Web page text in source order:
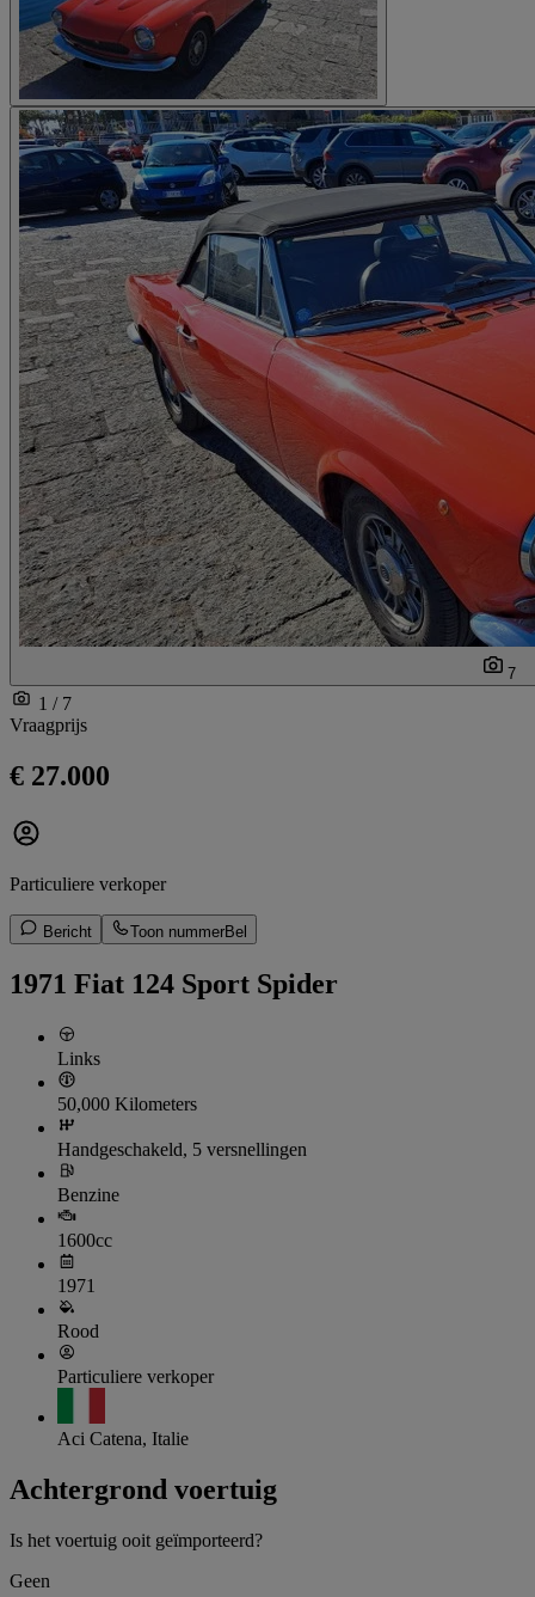
7
1 / 7
Vraagprijs
€ 27.000
Particuliere verkoper
Bericht Toon nummerBel
1971 Fiat 124 Sport Spider
Links
50,000 Kilometers
Handgeschakeld, 5 versnellingen
Benzine
1600cc
1971
Rood
Particuliere verkoper
Aci Catena, Italie
Achtergrond voertuig
Is het voertuig ooit geïmporteerd?
Geen